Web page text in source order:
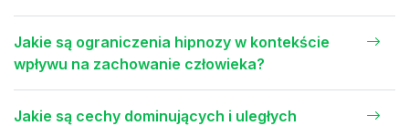
Jakie są ograniczenia hipnozy w kontekście
wpływu na zachowanie człowieka?
Jakie są cechy dominujących i uległych